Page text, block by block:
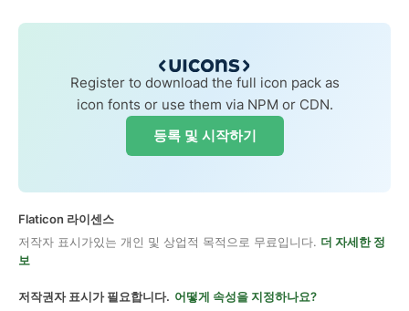
Register to download the full icon pack as
icon fonts or use them via NPM or CDN.
등록 및 시작하기
Flaticon 라이센스
저작자 표시가있는 개인 및 상업적 목적으로 무료입니다. 더 자세한 정
보
저작권자 표시가 필요합니다. 어떻게 속성을 지정하나요?